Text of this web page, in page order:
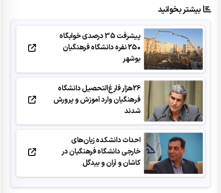
بیشتر بخوانید
پیشرفت 35 درصدی خوابگاه
250 نفره دانشگاه فرهنگیان
بوشهر
26هزار فارغ‌التحصیل دانشگاه
فرهنگیان وارد آموزش و پرورش
شدند
احداث دانشکده زبان‌های
خارجی دانشگاه فرهنگیان در
کاشان و آران و بیدگل